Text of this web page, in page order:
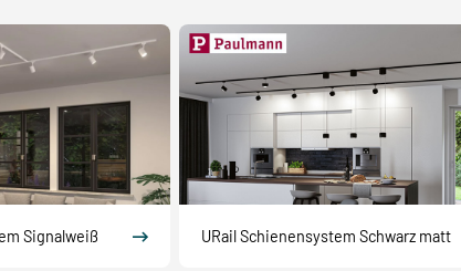
Signalweiß URail Schienensystem Schwarz matt